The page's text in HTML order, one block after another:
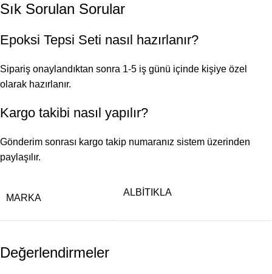
Sık Sorulan Sorular
Epoksi Tepsi Seti nasıl hazırlanır?
Sipariş onaylandıktan sonra 1-5 iş günü içinde kişiye özel
olarak hazırlanır.
Kargo takibi nasıl yapılır?
Gönderim sonrası kargo takip numaranız sistem üzerinden
paylaşılır.
MARKA
ALBİTIKLA
Değerlendirmeler